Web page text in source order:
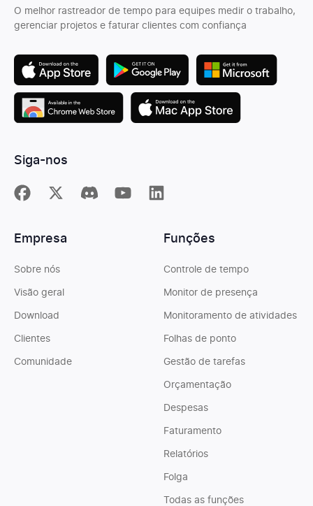
O melhor rastreador de tempo para equipes medir o trabalho,
gerenciar projetos e faturar clientes com confiança
Siga-nos
Funções
Controle de tempo
Monitor de presença
Monitoramento de atividades
Folhas de ponto
Gestão de tarefas
Orçamentação
Despesas
Faturamento
Relatórios
Folga
Todas as funções
Empresa
Sobre nós
Visão geral
Download
Clientes
Comunidade